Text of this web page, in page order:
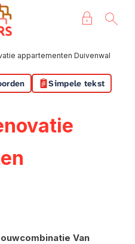
appartementen Duivenwal
Simpele tekst
Van